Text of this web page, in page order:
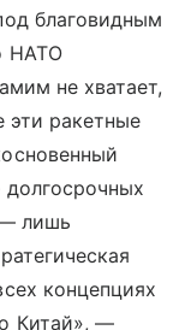
благовидным
НАТО
не хватает,
эти ракетные
долгосрочных
— лишь
концепциях
Китай», —